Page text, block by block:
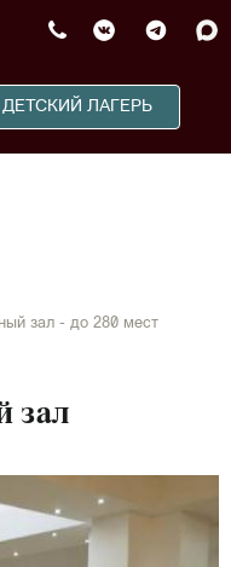
ДЕТСКИЙ ЛАГЕРЬ
зал - до 280 мест
зал